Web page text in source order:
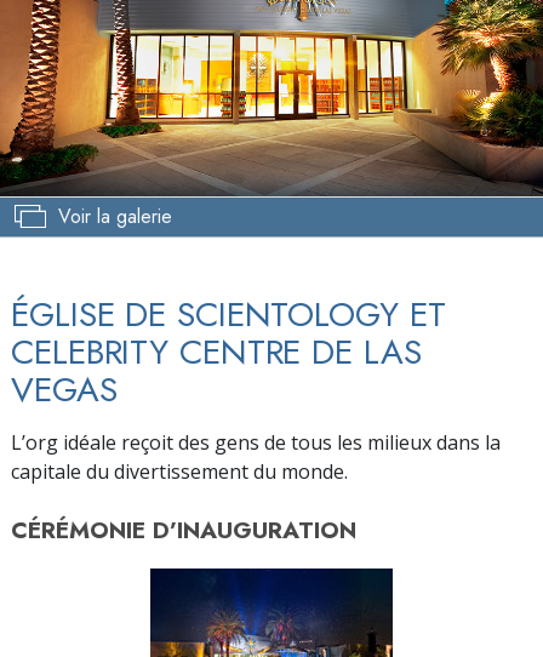
Voir la galerie
ÉGLISE DE SCIENTOLOGY ET
CELEBRITY CENTRE DE LAS
VEGAS
L’org idéale reçoit des gens de tous les milieux dans la
capitale du divertissement du monde.
CÉRÉMONIE D’INAUGURATION